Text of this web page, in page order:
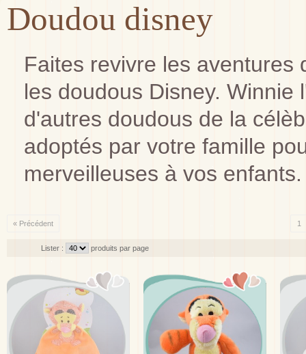
Doudou disney
Faites revivre les aventures
les doudous Disney.
d'autres doudous de la
adoptés par votre famille
merveilleuses à vos enfants.
« Précédent 1
Lister : produits par page